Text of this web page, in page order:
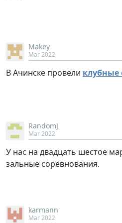
Makey
Mar 2022
В Ачинске провели клубные
RandomJ
Mar 2022
У нас на двадцать шестое
зальные соревнования.
karmann
Mar 2022